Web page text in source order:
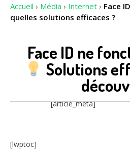
Accueil › Média › Internet › Face
quelles solutions efficaces ?
Face ID ne
Solutions
[article_meta]
[lwptoc]